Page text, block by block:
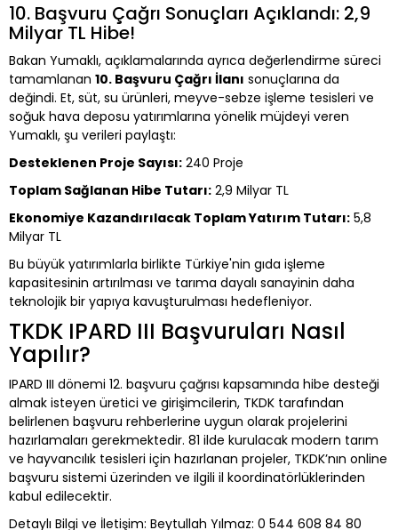
10. Başvuru Çağrı Sonuçları Açıklandı: 2,9
Milyar TL Hibe!
Bakan Yumaklı, açıklamalarında ayrıca değerlendirme süreci
tamamlanan 10. Başvuru Çağrı İlanı sonuçlarına da
değindi. Et, süt, su ürünleri, meyve-sebze işleme tesisleri ve
soğuk hava deposu yatırımlarına yönelik müjdeyi veren
Yumaklı, şu verileri paylaştı:
Desteklenen Proje Sayısı: 240 Proje
Toplam Sağlanan Hibe Tutarı: 2,9 Milyar TL
Ekonomiye Kazandırılacak Toplam Yatırım Tutarı: 5,8
Milyar TL
Bu büyük yatırımlarla birlikte Türkiye'nin gıda işleme
kapasitesinin artırılması ve tarıma dayalı sanayinin daha
teknolojik bir yapıya kavuşturulması hedefleniyor.
TKDK IPARD III Başvuruları Nasıl
Yapılır?
IPARD III dönemi 12. başvuru çağrısı kapsamında hibe desteği
almak isteyen üretici ve girişimcilerin, TKDK tarafından
belirlenen başvuru rehberlerine uygun olarak projelerini
hazırlamaları gerekmektedir. 81 ilde kurulacak modern tarım
ve hayvancılık tesisleri için hazırlanan projeler, TKDK’nın online
başvuru sistemi üzerinden ve ilgili il koordinatörlüklerinden
kabul edilecektir.
Detaylı Bilgi ve İletişim: Beytullah Yılmaz: 0 544 608 84 80